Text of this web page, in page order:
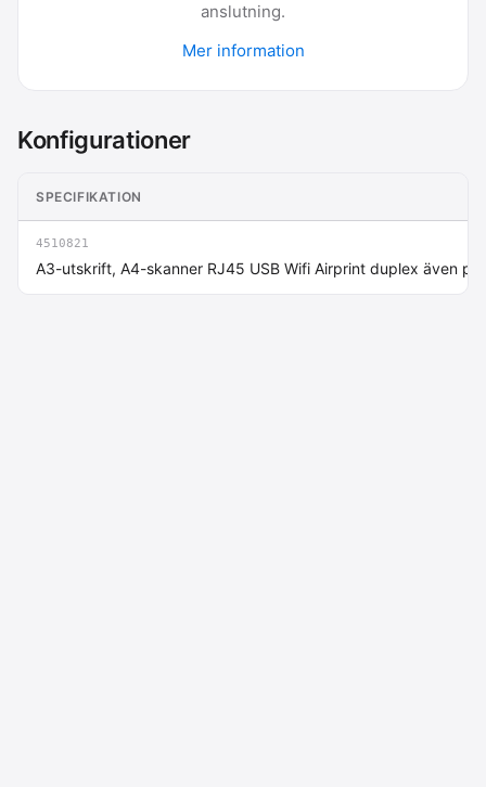
anslutning.
Mer information
Konfigurationer
SPECIFIKATION
4510821
A3-utskrift, A4-skanner RJ45 USB Wifi Airprint duplex även